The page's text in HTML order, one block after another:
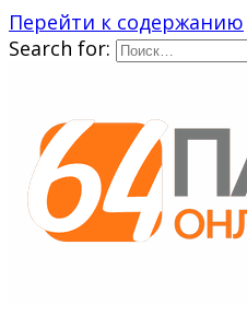
Перейти к содержанию
Search for: